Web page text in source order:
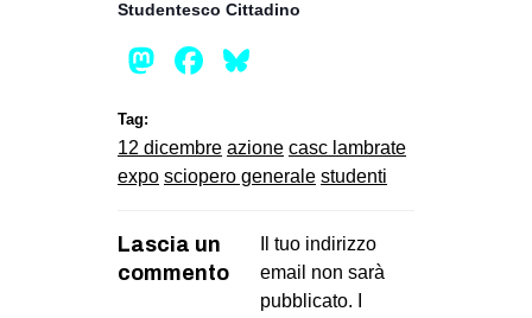
Studentesco Cittadino
Mastodon
Facebook
Tag:
12 dicembre azione casc lambrate
expo sciopero generale studenti
Lascia un
commento
Il tuo indirizzo
email non sarà
pubblicato.